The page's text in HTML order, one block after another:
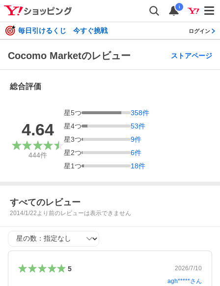
i
毎日引けるくじ 今すぐ挑戦 ログイン
Cocomo Marketのレビュー ストアページ
総合評価
4.64
444件
星5つ 358件
星4つ 53件
星3つ 9件
星2つ 6件
星1つ 18件
すべてのレビュー
2014/1/22より前のレビューは表示できません
星の数
5
2026/7/10
agh*****さん